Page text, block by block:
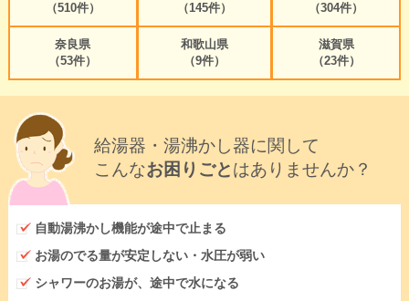
（510件）
（145件）
（304件）
奈良県
（53件）
和歌山県
（9件）
滋賀県
（23件）
給湯器・湯沸かし器に関して
こんなお困りごとはありませんか？
自動湯沸かし機能が途中で止まる
お湯のでる量が安定しない・水圧が弱い
シャワーのお湯が、途中で水になる